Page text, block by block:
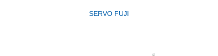
SERVO FUJI